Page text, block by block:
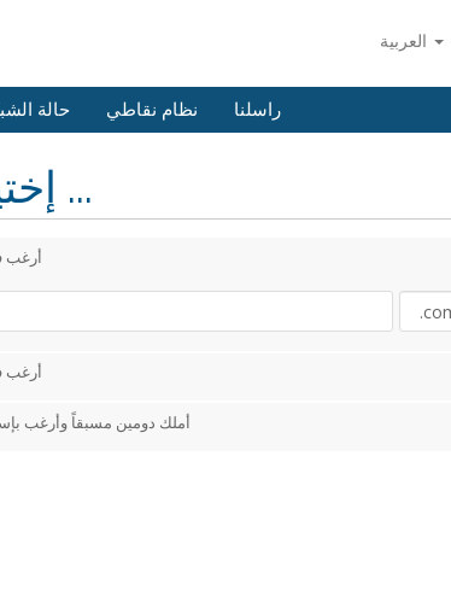
حالة نظام نقاطي راسلنا
إختيار الدومين ...
أرغب
أرغب
أملك دومين مسبقاً وأرغب